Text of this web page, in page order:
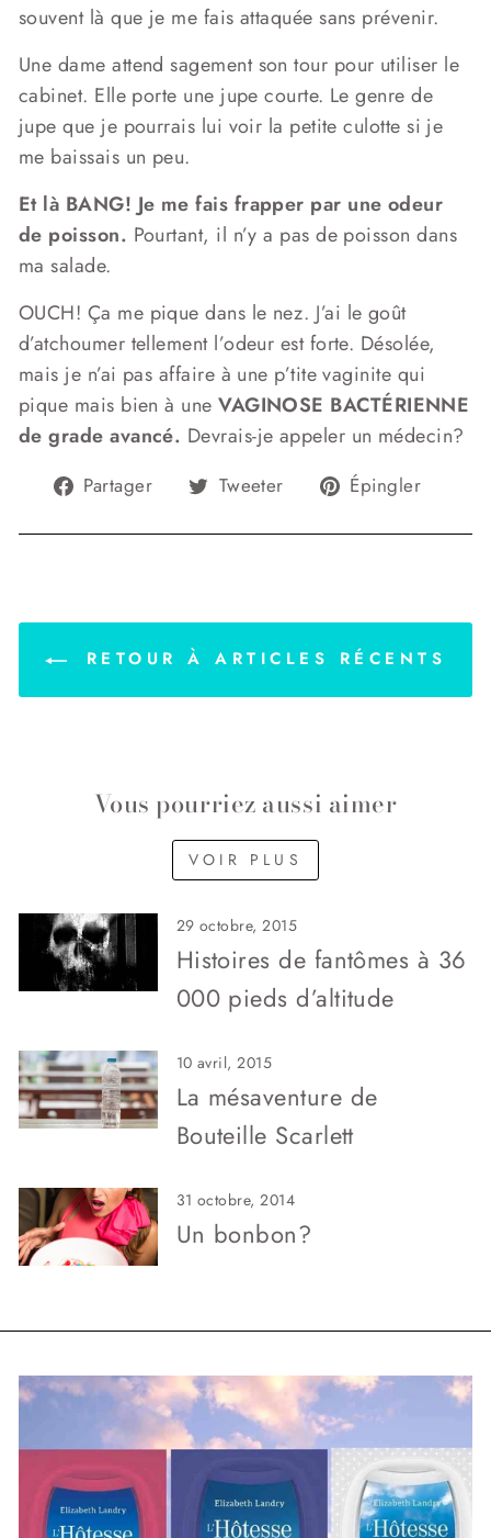
souvent là que je me fais attaquée sans prévenir.
Une dame attend sagement son tour pour utiliser le
cabinet. Elle porte une jupe courte. Le genre de
jupe que je pourrais lui voir la petite culotte si je
me baissais un peu.
Et là BANG! Je me fais frapper par une odeur
de poisson. Pourtant, il n’y a pas de poisson dans
ma salade.
OUCH! Ça me pique dans le nez. J’ai le goût
d’atchoumer tellement l’odeur est forte. Désolée,
mais je n’ai pas affaire à une p’tite vaginite qui
pique mais bien à une VAGINOSE BACTÉRIENNE
de grade avancé. Devrais-je appeler un médecin?
Partager
PartagerTweeter
TweeterÉpingler
RETOUR À ARTICLES RÉCENTS
Vous pourriez aussi aimer
VOIR PLUS
29 octobre, 2015
Histoires de fantômes à 36
000 pieds d’altitude
10 avril, 2015
La mésaventure de
Bouteille Scarlett
31 octobre, 2014
Un bonbon?